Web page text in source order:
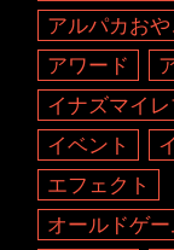
アルパカおや
アワード
イナズマイ
イベント
エフェクト
オールドゲー